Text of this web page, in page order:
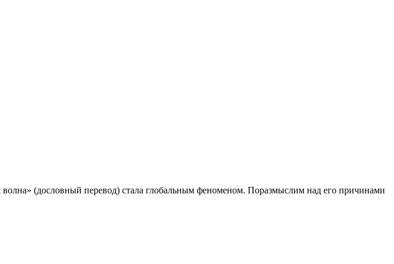
(дословный перевод) стала глобальным феноменом. Поразмыслим над его причинами